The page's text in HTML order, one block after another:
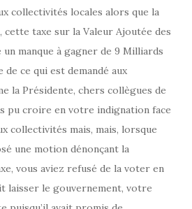
collectivités locales alors que la
cette taxe sur la Valeur Ajoutée des
manque à gagner de 9 Milliards
ce qui est demandé aux
la Présidente, chers collègues de
pu croire en votre indignation face
collectivités mais, mais, lorsque
une motion dénonçant la
vous aviez refusé de la voter en
laisser le gouvernement, votre